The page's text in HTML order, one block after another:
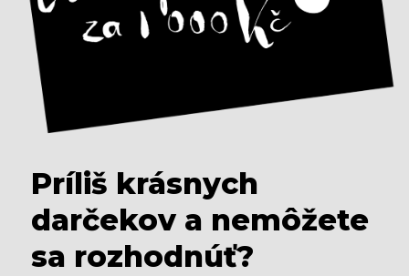
Príliš krásnych
darčekov a nemôžete
sa rozhodnúť?